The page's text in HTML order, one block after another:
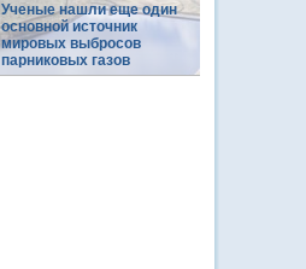
Ученые нашли еще один
основной источник
мировых выбросов
парниковых газов